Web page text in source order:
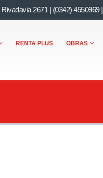
Rivadavia 2671 | (0342) 4550969|
RENTA PLUS OBRAS